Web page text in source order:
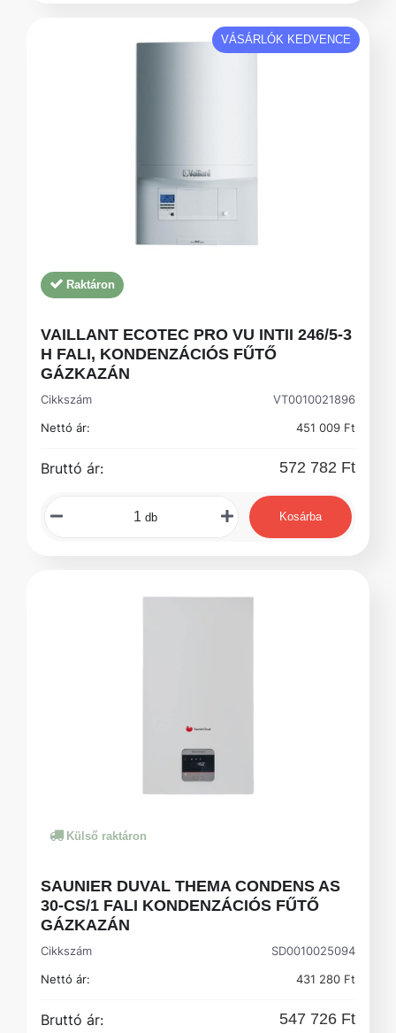
VÁSÁRLÓK KEDVENCE
Raktáron
VAILLANT ECOTEC PRO VU INTII 246/5-3
H FALI, KONDENZÁCIÓS FŰTŐ
GÁZKAZÁN
Cikkszám
VT0010021896
Nettó ár:
451 009 Ft
Bruttó ár: 572 782 Ft
db Kosárba
Külső raktáron
SAUNIER DUVAL THEMA CONDENS AS
30-CS/1 FALI KONDENZÁCIÓS FŰTŐ
GÁZKAZÁN
Cikkszám
SD0010025094
Nettó ár:
431 280 Ft
Bruttó ár: 547 726 Ft